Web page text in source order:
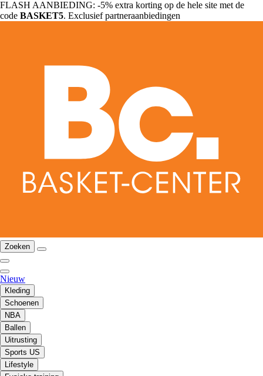
FLASH AANBIEDING: -5% extra korting op de hele site met de
code BASKET5. Exclusief partneraanbiedingen
Zoeken
Nieuw
Kleding
Schoenen
NBA
Ballen
Uitrusting
Sports US
Lifestyle